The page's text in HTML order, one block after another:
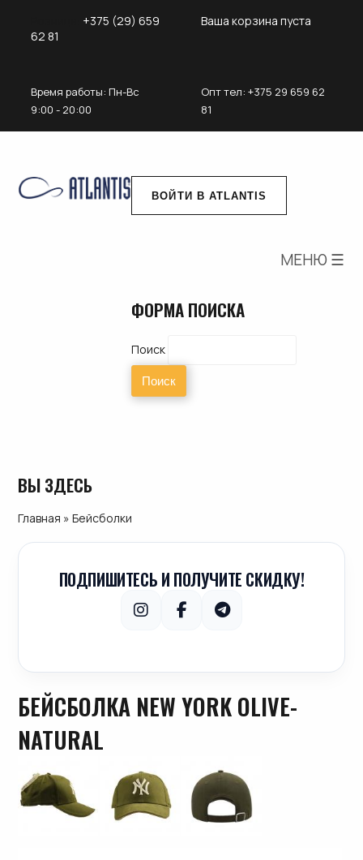
+375 (29) 659
62 81
Ваша корзина пуста
Время работы: Пн-Вс
9:00 - 20:00
Опттел: +375 29 659 62
81
ВОЙТИ В ATLANTIS
МЕНЮ ☰
ФОРМА ПОИСКА
Поиск
ВЫ ЗДЕСЬ
Главная »Бейсболки
ПОДПИШИТЕСЬ И ПОЛУЧИТЕ СКИДКУ!
БЕЙСБОЛКА NEW YORK OLIVE-
NATURAL